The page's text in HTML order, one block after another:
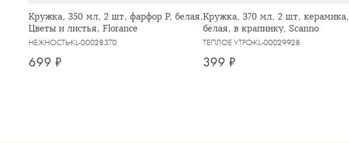
Кружка, 350 мл, 2 шт, фарфор P, белая,
Цветы и листья, Florance
НЕЖНОСТЬKL-00028370
699 ₽
Кружка, 370 мл, 2 шт, керамика,
белая, в крапинку, Scanno
ТЕПЛОЕ УТРОKL-00029928
399 ₽